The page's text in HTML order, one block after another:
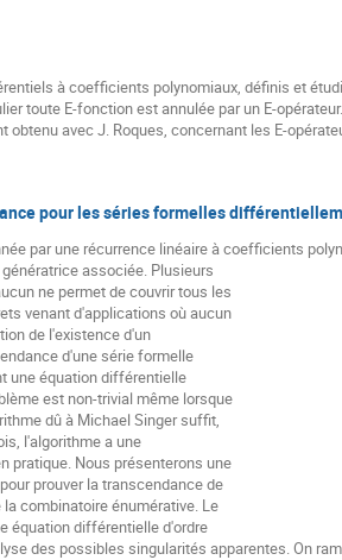
à coefficients polynomiaux, définis et
toute E-fonction est annulée par un E-
obtenu avec J. Roques, concernant les E-
pour les séries formelles
par une récurrence linéaire à coefficients
associée. Plusieurs
ne permet de couvrir tous les
venant d'applications où aucun
de l'existence d'un
d'une série formelle
une équation différentielle
est non-trivial même lorsque
dû à Michael Singer suffit,
l'algorithme a une
pratique. Nous présenterons une
prouver la transcendance de
combinatoire énumérative. Le
équation différentielle d'ordre
des possibles singularités apparentes. On